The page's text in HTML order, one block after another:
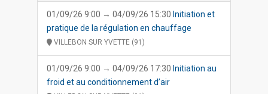
01/09/26 9:00 → 04/09/26 15:30 Initiation et
pratique de la régulation en chauffage
VILLEBON SUR YVETTE (91)
01/09/26 9:00 → 04/09/26 17:30 Initiation au
froid et au conditionnement d’air